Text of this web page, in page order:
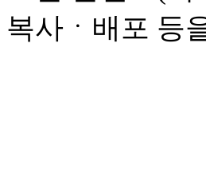
사ㆍ배포 등